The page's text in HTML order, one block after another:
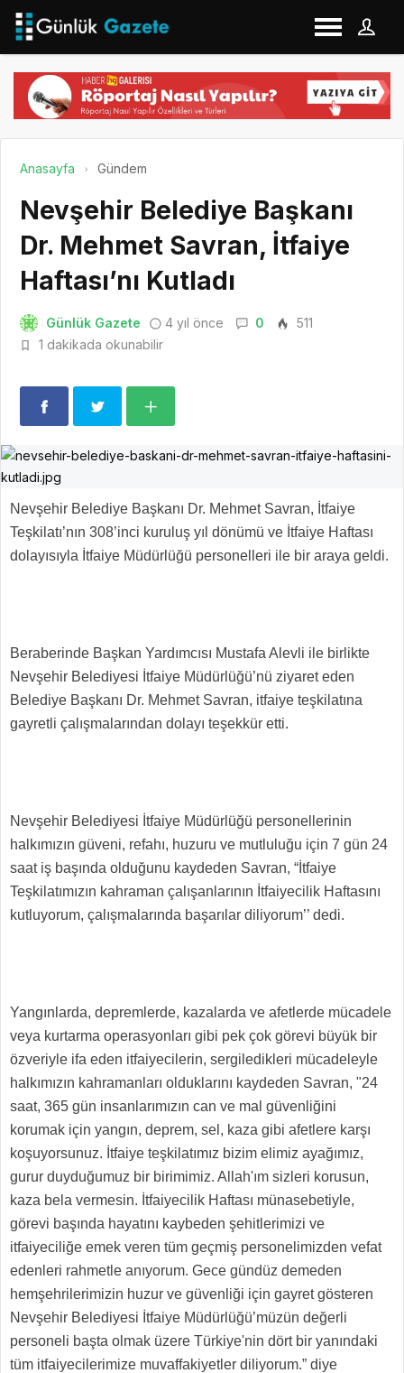
Anasayfa Gündem
Nevşehir Belediye Başkanı
Dr. Mehmet Savran, İtfaiye
Haftası’nı Kutladı
Günlük Gazete 4 yıl önce 0
511
1 dakikada okunabilir
Nevşehir Belediye Başkanı Dr. Mehmet Savran, İtfaiye
Teşkilatı’nın 308’inci kuruluş yıl dönümü ve İtfaiye Haftası
dolayısıyla İtfaiye Müdürlüğü personelleri ile bir araya geldi.
Beraberinde Başkan Yardımcısı Mustafa Alevli ile birlikte
Nevşehir Belediyesi İtfaiye Müdürlüğü’nü ziyaret eden
Belediye Başkanı Dr. Mehmet Savran, itfaiye teşkilatına
gayretli çalışmalarından dolayı teşekkür etti.
Nevşehir Belediyesi İtfaiye Müdürlüğü personellerinin
halkımızın güveni, refahı, huzuru ve mutluluğu için 7 gün 24
saat iş başında olduğunu kaydeden Savran, “İtfaiye
Teşkilatımızın kahraman çalışanlarının İtfaiyecilik Haftasını
kutluyorum, çalışmalarında başarılar diliyorum’’ dedi.
Yangınlarda, depremlerde, kazalarda ve afetlerde mücadele
veya kurtarma operasyonları gibi pek çok görevi büyük bir
özveriyle ifa eden itfaiyecilerin, sergiledikleri mücadeleyle
halkımızın kahramanları olduklarını kaydeden Savran, "24
saat, 365 gün insanlarımızın can ve mal güvenliğini
korumak için yangın, deprem, sel, kaza gibi afetlere karşı
koşuyorsunuz. İtfaiye teşkilatımız bizim elimiz ayağımız,
gurur duyduğumuz bir birimimiz. Allah'ım sizleri korusun,
kaza bela vermesin. İtfaiyecilik Haftası münasebetiyle,
görevi başında hayatını kaybeden şehitlerimizi ve
itfaiyeciliğe emek veren tüm geçmiş personelimizden vefat
edenleri rahmetle anıyorum. Gece gündüz demeden
hemşehrilerimizin huzur ve güvenliği için gayret gösteren
Nevşehir Belediyesi İtfaiye Müdürlüğü’müzün değerli
personeli başta olmak üzere Türkiye'nin dört bir yanındaki
tüm itfaiyecilerimize muvaffakiyetler diliyorum.” diye